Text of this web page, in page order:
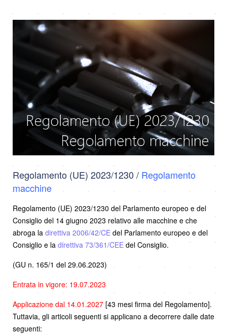
Regolamento (UE) 2023/1230 / Regolamento
macchine
Regolamento (UE) 2023/1230 del Parlamento europeo e del
Consiglio del 14 giugno 2023 relativo alle macchine e che
abroga la direttiva 2006/42/CE del Parlamento europeo e del
Consiglio e la direttiva 73/361/CEE del Consiglio.
(GU n. 165/1 del 29.06.2023)
Entrata in vigore: 19.07.2023
Applicazione dal 14.01.2027 [43 mesi firma del Regolamento].
Tuttavia, gli articoli seguenti si applicano a decorrere dalle date
seguenti: